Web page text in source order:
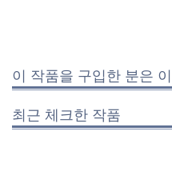
이 작품을 구입한 분은
최근 체크한 작품